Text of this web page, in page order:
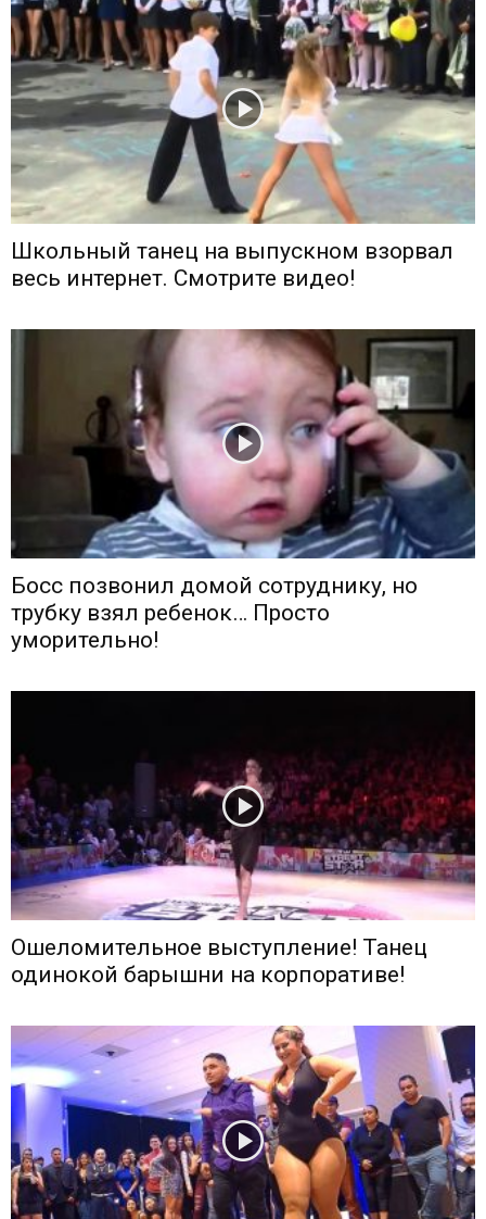
Школьный танец на выпускном взорвал
весь интернет. Смотрите видео!
Босс позвонил домой сотруднику, но
трубку взял ребенок… Просто
уморительно!
Ошеломительное выступление! Танец
одинокой барышни на корпоративе!